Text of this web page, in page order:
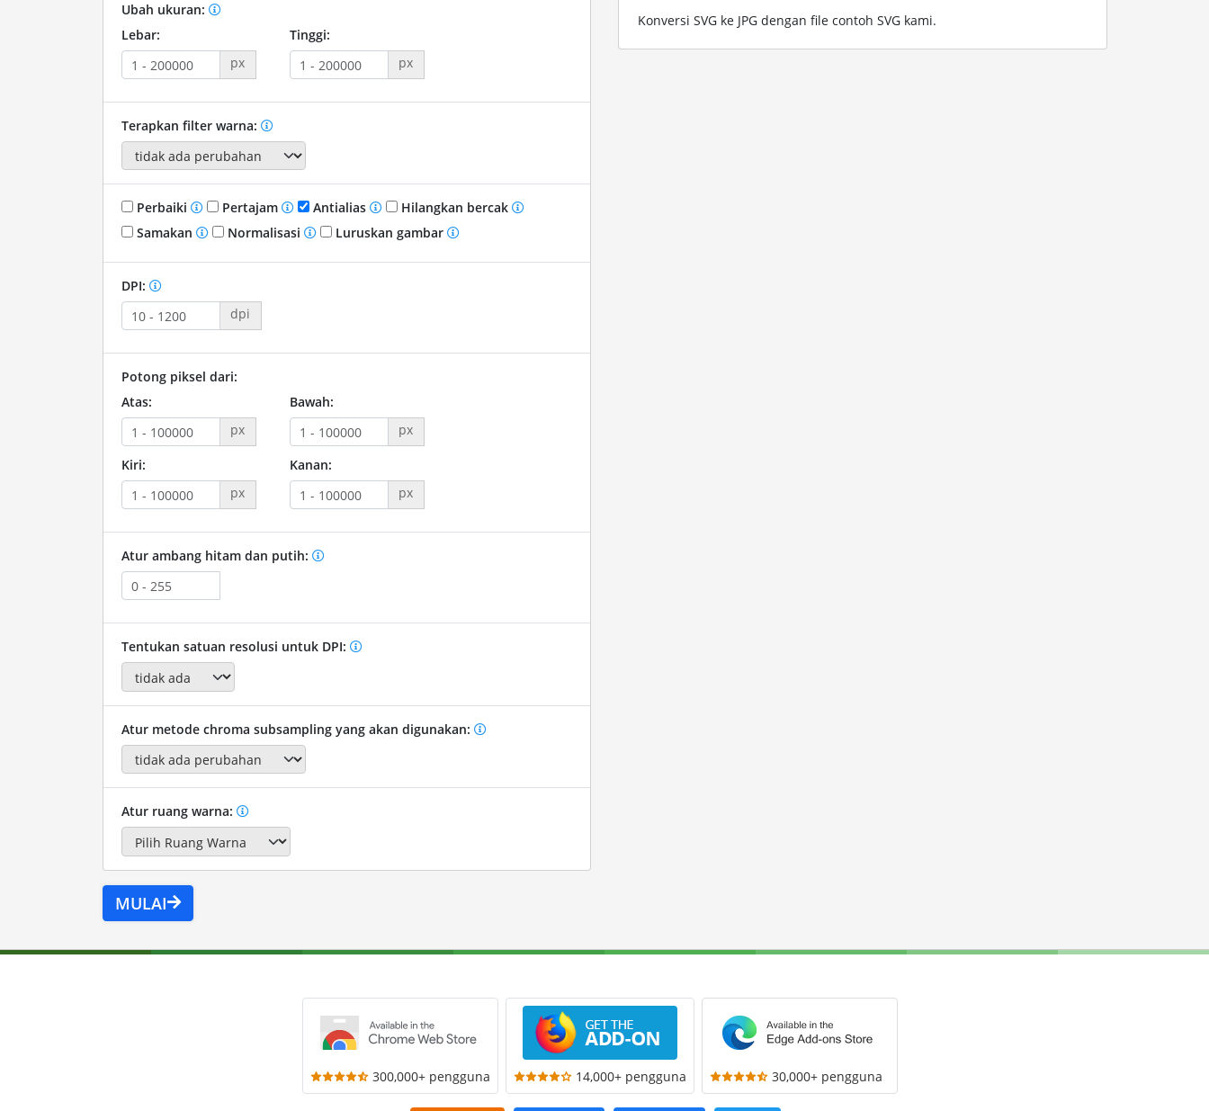
Ubah ukuran:
Lebar:
px
Tinggi:
px
Terapkan filter warna:
Perbaiki Pertajam Antialias
Hilangkan bercak
Samakan
Normalisasi Luruskan gambar
DPI:
dpi
Potong piksel dari:
Atas:
px
Bawah:
px
Kiri:
px
Kanan:
px
Atur ambang hitam dan putih:
Tentukan satuan resolusi untuk DPI:
Atur metode chroma subsampling yang akan digunakan:
Atur ruang warna:
MULAI
Konversi SVG ke JPG dengan file contoh SVG kami.
300,000+ pengguna 14,000+ pengguna 30,000+ pengguna